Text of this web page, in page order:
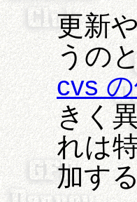
更新
うの
cvs
きく
れは
加す